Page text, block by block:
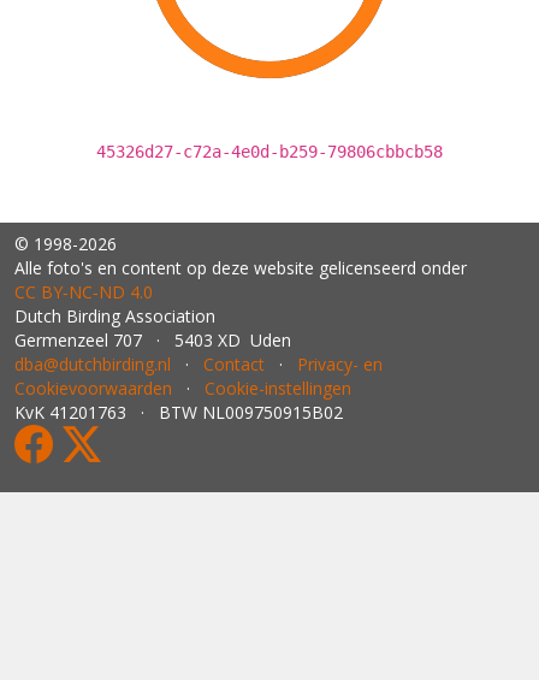
45326d27-c72a-4e0d-b259-79806cbbcb58
© 1998-2026
Alle foto's en content op deze website gelicenseerd onder
CC BY‑NC‑ND 4.0
Dutch Birding Association
Germenzeel 707 · 5403 XD Uden
dba@dutchbirding.nl · Contact · Privacy- en
Cookievoorwaarden · Cookie-instellingen
KvK 41201763 · BTW NL009750915B02